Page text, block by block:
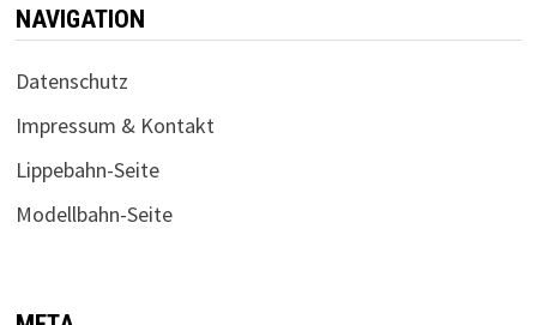
NAVIGATION
Datenschutz
Impressum & Kontakt
Lippebahn-Seite
Modellbahn-Seite